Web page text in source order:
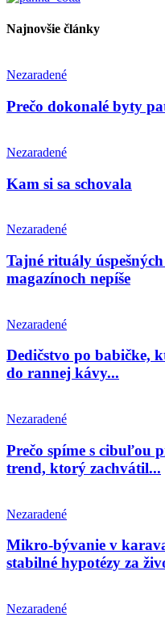
Najnovšie články
Nezaradené
Prečo dokonalé byty
Nezaradené
Kam si sa schovala
Nezaradené
Tajné rituály
magazínoch nepíše
Nezaradené
Dedičstvo po babičke,
do rannej kávy...
Nezaradené
Prečo spíme s cibuľou
trend, ktorý zachvátil...
Nezaradené
Mikro-bývanie v
stabilné hypotézy za
Nezaradené